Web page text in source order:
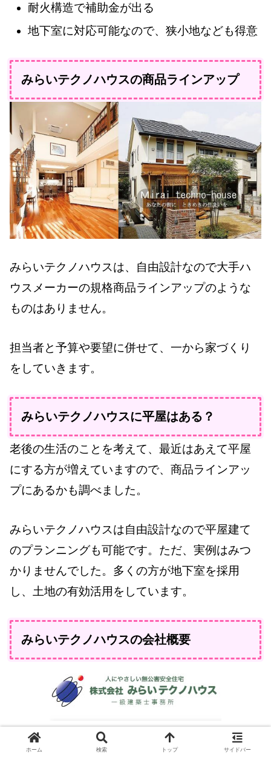
耐火構造で補助金が出る
地下室に対応可能なので、狭小地なども得意
みらいテクノハウスの商品ラインアップ
みらいテクノハウスは、自由設計なので大手ハ
ウスメーカーの規格商品ラインアップのような
ものはありません。
担当者と予算や要望に併せて、一から家づくり
をしていきます。
みらいテクノハウスに平屋はある？
老後の生活のことを考えて、最近はあえて平屋
にする方が増えていますので、商品ラインアッ
プにあるかも調べました。
みらいテクノハウスは自由設計なので平屋建て
のプランニングも可能です。ただ、実例はみつ
かりませんでした。多くの方が地下室を採用
し、土地の有効活用をしています。
みらいテクノハウスの会社概要
※イメージは みらいテクノハウス公式サイトよ
ホーム 検索 トップ サイドバー